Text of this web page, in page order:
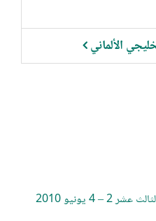
4 يونيو 2010
الألماني